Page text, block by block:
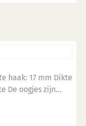
haak: 17 mm Dikte
De oogjes zijn
om in klei te